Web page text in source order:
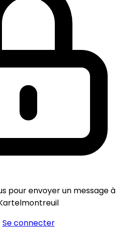
pour envoyer un message à
Se connecter